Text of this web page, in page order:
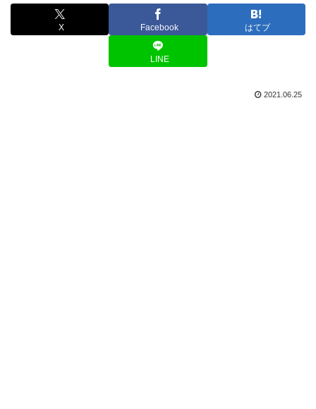
X Facebook はてブ
LINE
2021.06.25